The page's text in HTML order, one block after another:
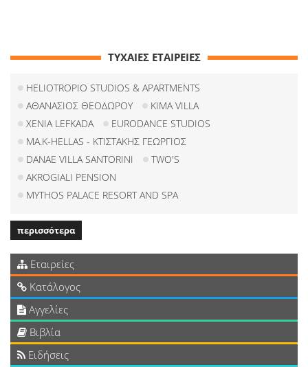
ΤΥΧΑΙΕΣ ΕΤΑΙΡΕΙΕΣ
HELIOTROPIO STUDIOS & APARTMENTS
ΑΘΑΝΑΣΙΟΣ ΘΕΟΔΩΡΟΥ
KIMA VILLA
XENIA LEFKADA
EURODANCE STUDIOS
ΜΑ.Κ-HELLAS - ΚΤΙΣΤΑΚΗΣ ΓΕΩΡΓΙΟΣ
DANAE VILLA SANTORINI
TWO'S
AKROGIALI PENSION
MYTHOS PALACE RESORT AND SPA
περισσότερα
Εταιρείες
Κατάλογος
Αγγελίες
Βιβλία
Ειδήσεις